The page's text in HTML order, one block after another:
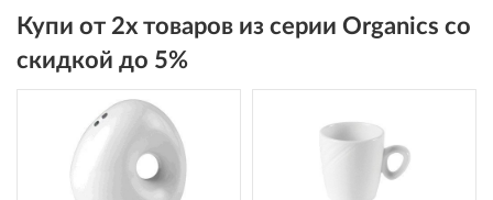
Купи от 2х товаров из серии Organics со
скидкой до 5%